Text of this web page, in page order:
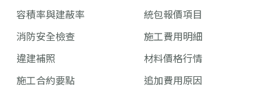
容積率與建蔽率
消防安全檢查
違建補照
施工合約要點
統包報價項目
施工費用明細
材料價格行情
追加費用原因